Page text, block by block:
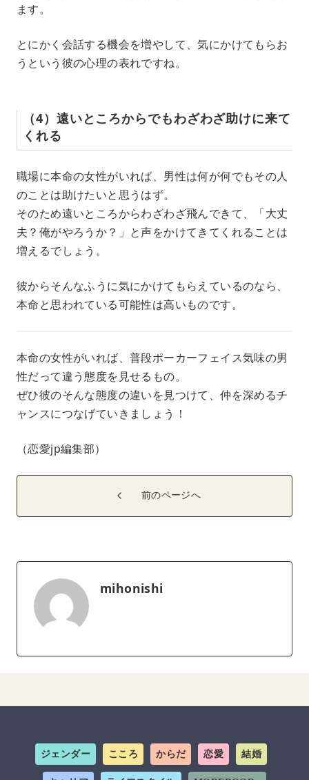
ます。
とにかく会話する機会を増やして、気にかけてもらお
うという彼の心理の表れですね。
（4）遠いところからでもわざわざ助けに来て
くれる
職場に本命の女性がいれば、男性は何が何でもその人
のことは助けたいと思うはず。
そのため遠いところからわざわざ飛んできて、「大丈
夫？俺がやろうか？」と声をかけてきてくれることは
増えるでしょう。
彼からそんなふうに気にかけてもらえているのなら、
本命と思われている可能性は高いものです。
本命の女性がいれば、普段ポーカーフェイス気味の男
性だって違う態度を見せるもの。
ぜひ彼のそんな態度の違いを見つけて、仲を深めるチ
ャンスにつなげていきましょう！
（恋愛jp編集部）
前のページへ
mihonishi
ジェンダー こころ からだ 恋愛 結婚